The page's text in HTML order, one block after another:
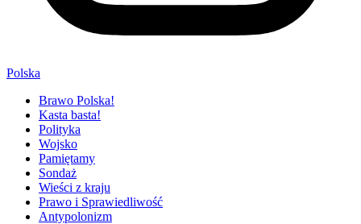
Polska
Brawo Polska!
Kasta basta!
Polityka
Wojsko
Pamiętamy
Sondaż
Wieści z kraju
Prawo i Sprawiedliwość
Antypolonizm